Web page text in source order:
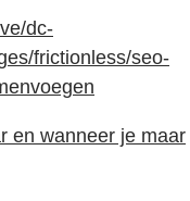
dc-
frictionless/seo-
en wanneer je maar